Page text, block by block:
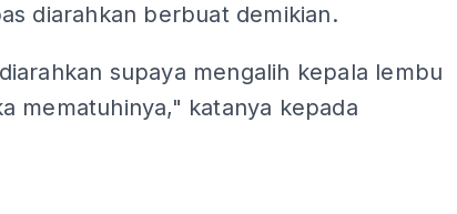
diarahkan berbuat demikian.
supaya mengalih kepala lembu
mematuhinya," katanya kepada